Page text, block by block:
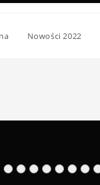
Nowości 2022